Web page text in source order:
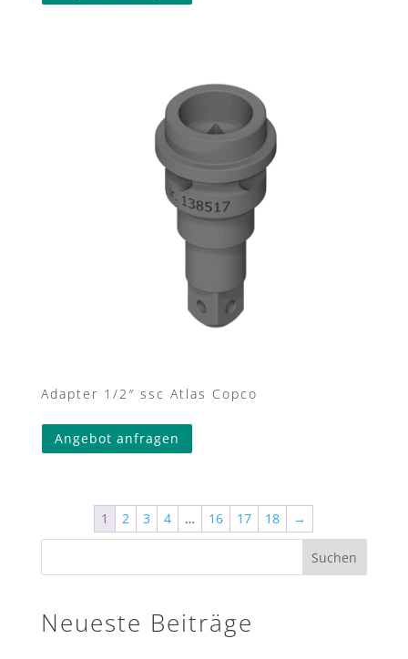
Adapter 1/2″ ssc Atlas Copco
Angebot anfragen
1 2 3 4 … 16 17 18 →
Suchen
Neueste Beiträge